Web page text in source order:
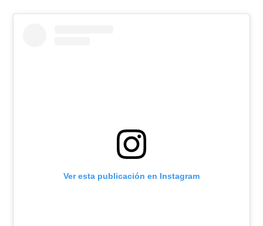
Ver esta publicación en Instagram